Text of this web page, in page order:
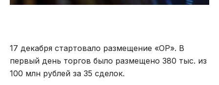
17 декабря стартовало размещение «ОР». В
первый день торгов было размещено 380 тыс. из
100 млн рублей за 35 сделок.